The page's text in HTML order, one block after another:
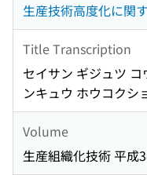
生産技術高度化に関
Title Transcription
セイサン ギジュツ
ンキュウ ホウコクシ
Volume
生産組織化技術 平成